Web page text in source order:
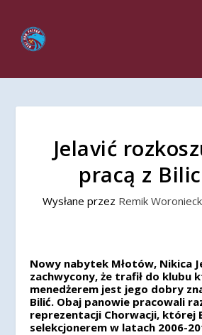
Jelavić
pracą z
Wysłane przez Remik
Nowy nabytek Młotów, Nikica
zachwycony, że trafił do klubu
menedżerem jest jego dobry
Bilić. Obaj panowie pracowali
reprezentacji Chorwacji, której
selekcjonerem w latach 2006-